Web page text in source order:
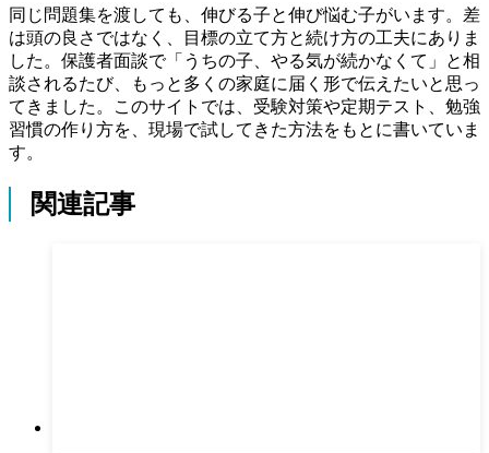
同じ問題集を渡しても、伸びる子と伸び悩む子がいます。差
は頭の良さではなく、目標の立て方と続け方の工夫にありま
した。保護者面談で「うちの子、やる気が続かなくて」と相
談されるたび、もっと多くの家庭に届く形で伝えたいと思っ
てきました。このサイトでは、受験対策や定期テスト、勉強
習慣の作り方を、現場で試してきた方法をもとに書いていま
す。
関連記事